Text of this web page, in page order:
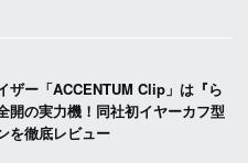
ザー「ACCENTUM Clip」は『ら
開の実力機！同社初イヤーカフ型
を徹底レビュー